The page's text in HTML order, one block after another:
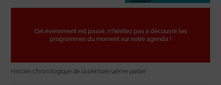
Cet événement est passé, n'hésitez pas à découvrir les
programmes du moment sur notre agenda !
Histoire chronologique de la peinture (4ème partie)